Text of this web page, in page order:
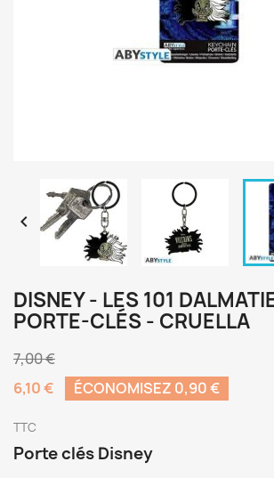

DISNEY - LES 101
PORTE-CLÉS - CRUELLA
7,00 €
6,10 €
ÉCONOMISEZ 0,90 €
TTC
Porte clés Disney